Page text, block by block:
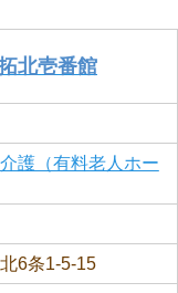
北壱番館
護（有料老人ホー
6条1-5-15